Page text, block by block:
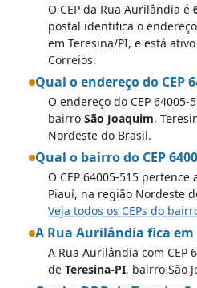
O CEP da Rua Aurilândia é
postal identifica o
em Teresina/PI, e está
Correios.
Qual o endereço do CEP
O endereço do CEP 64005-
bairro São Joaquim,
Nordeste do Brasil.
Qual o bairro do CEP
O CEP 64005-515 pertence
Piauí, na região Nordeste
Veja todos os CEPs do
A Rua Aurilândia fica
A Rua Aurilândia com CEP
de Teresina-PI, bairro São